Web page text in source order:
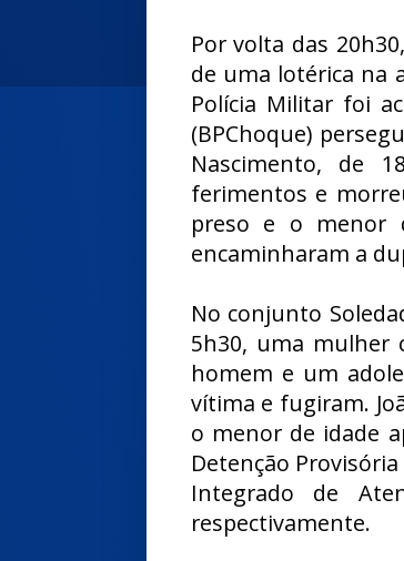
Por volta das
de uma lotérica na
Polícia Militar foi
(BPChoque)
Nascimento, de
ferimentos e
preso e o menor
encaminharam a
No conjunto
5h30, uma mulher
homem e um
vítima e fugiram.
o menor de idade
Detenção
Integrado de
respectivamente.